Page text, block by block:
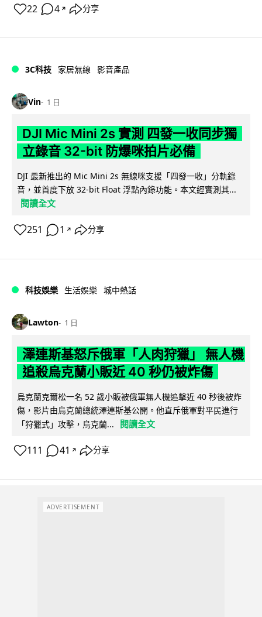
22 4 ↗ 分享
3C科技 家居無線 影音產品
Vin 1 日
DJI Mic Mini 2s 實測 四發一收同步獨
立錄音 32-bit 防爆咪拍片必備
DJI 最新推出的 Mic Mini 2s 無線咪支援「四發一收」分軌錄
音，並首度下放 32-bit Float 浮點內錄功能。本文經實測其...
閱讀全文
251 1 ↗ 分享
科技娛樂 生活娛樂 城中熱話
Lawton 1 日
澤連斯基怒斥俄軍「人肉狩獵」 無人機
追殺烏克蘭小販近 40 秒仍被炸傷
烏克蘭克爾松一名 52 歲小販被俄軍無人機追擊近 40 秒後被炸
傷，影片由烏克蘭總統澤連斯基公開。他直斥俄軍對平民進行
「狩獵式」攻擊，烏克蘭...
閱讀全文
111 41 ↗ 分享
ADVERTISEMENT